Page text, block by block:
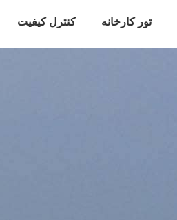
تور کارخانه کنترل کیفیت